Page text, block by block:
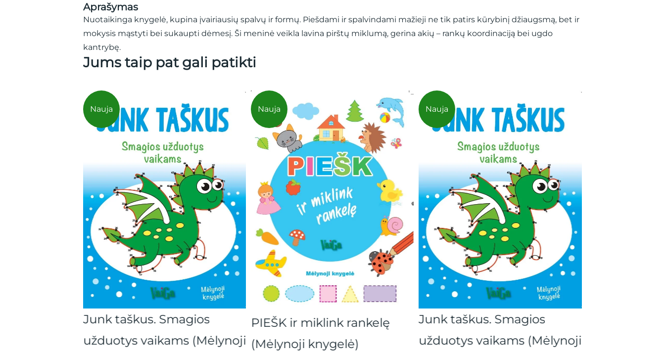
Aprašymas
Nuotaikinga knygelė, kupina įvairiausių spalvų ir formų. Piešdami ir spalvindami mažieji ne tik patirs kūrybinį džiaugsmą, bet ir
mokysis mąstyti bei sukaupti dėmesį. Ši meninė veikla lavina pirštų miklumą, gerina akių – rankų koordinaciją bei ugdo
kantrybę.
Jums taip pat gali patikti
Junk taškus. Smagios
užduotys vaikams (Mėlynoji
Nauja
PIEŠK ir miklink rankelę
(Mėlynoji knygelė)
Nauja
Junk taškus. Smagios
užduotys vaikams (Mėlynoji
Nauja